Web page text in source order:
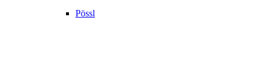
Pössl